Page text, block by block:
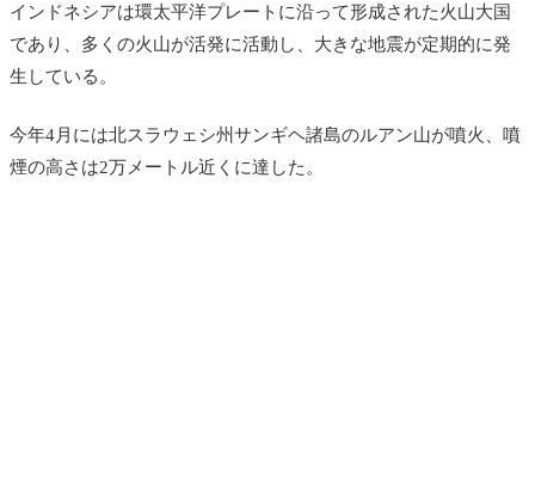
インドネシアは環太平洋プレートに沿って形成された火山大国
であり、多くの火山が活発に活動し、大きな地震が定期的に発
生している。
今年4月には北スラウェシ州サンギヘ諸島のルアン山が噴火、噴
煙の高さは2万メートル近くに達した。